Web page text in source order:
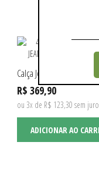
Calça Jeans Clássica
R$ 369,90
ou 3x de R$ 123,30 sem
ADICIONAR AO